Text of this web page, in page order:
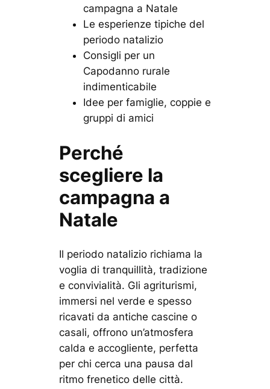
campagna a Natale
Le esperienze tipiche del
periodo natalizio
Consigli per un
Capodanno rurale
indimenticabile
Idee per famiglie, coppie e
gruppi di amici
Perché
scegliere la
campagna a
Natale
Il periodo natalizio richiama la
voglia di tranquillità, tradizione
e convivialità. Gli agriturismi,
immersi nel verde e spesso
ricavati da antiche cascine o
casali, offrono un’atmosfera
calda e accogliente, perfetta
per chi cerca una pausa dal
ritmo frenetico delle città.